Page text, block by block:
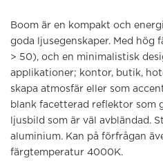
Boom är en kompakt och
goda ljusegenskaper. Med hög
> 50), och en minimalistisk
applikationer; kontor, butik,
skapa atmosfär eller som
blank facetterad reflektor som
ljusbild som är väl avbländad.
aluminium. Kan på förfrågan
färgtemperatur 4000K.